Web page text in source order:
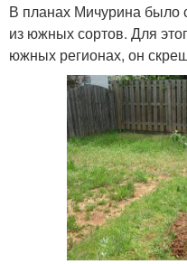
Яблоки с фиолетовой
мякотью
Яблоки с розоватой
мякотью
В планах Мичурина было
из южных сортов. Для
южных регионах, он